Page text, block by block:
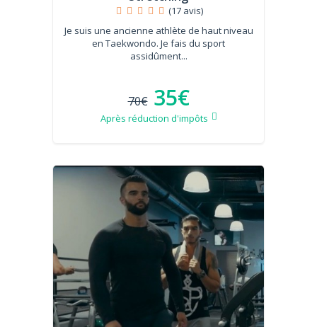
(17 avis)
Je suis une ancienne athlète de haut niveau
en Taekwondo. Je fais du sport
assidûment...
70€ 35€
Après réduction d'impôts